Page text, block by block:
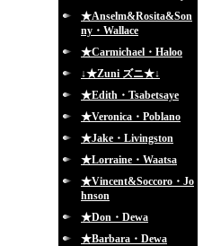
★Anselm&Rosita&Son
ny・Wallace
★Carmichael・Haloo
↓★Zuni ズニ★↓
★Edith・Tsabetsaye
★Veronica・Poblano
★Jake・Livingston
★Lorraine・Waatsa
★Vincent&Soccoro・Jo
hnson
★Don・Dewa
★Barbara・Dewa